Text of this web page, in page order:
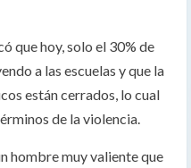
que hoy, solo el 30% de
a las escuelas y que la
están cerrados, lo cual
de la violencia.
hombre muy valiente que